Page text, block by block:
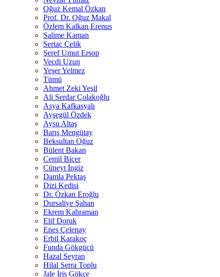
Oğuz Kemal Özkan
Prof. Dr. Oğuz Makal
Özlem Kalkan Erenus
Salime Kaman
Sertaç Çelik
Şeref Umut Ersop
Vecdi Uzun
Yeşer Yelmez
Tümü
Ahmet Zeki Yeşil
Ali Serdar Çolakoğlu
Asya Kafkasyalı
Ayşegül Özdek
Aysu Altaş
Barış Mengütay
Beksultan Oğuz
Bülent Bakan
Cemil Biçer
Cüneyt İngiz
Damla Pektaş
Dizi Kedisi
Dr. Özkan Eroğlu
Dursaliye Şahan
Ekrem Kahraman
Elif Doruk
Enes Çelenay
Erbil Karakoç
Funda Gökgücü
Hazal Seyran
Hilal Serra Toplu
Jale İris Gökçe